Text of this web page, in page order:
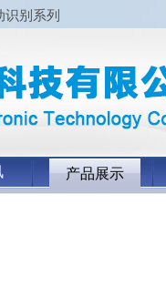
别系列
产品展示